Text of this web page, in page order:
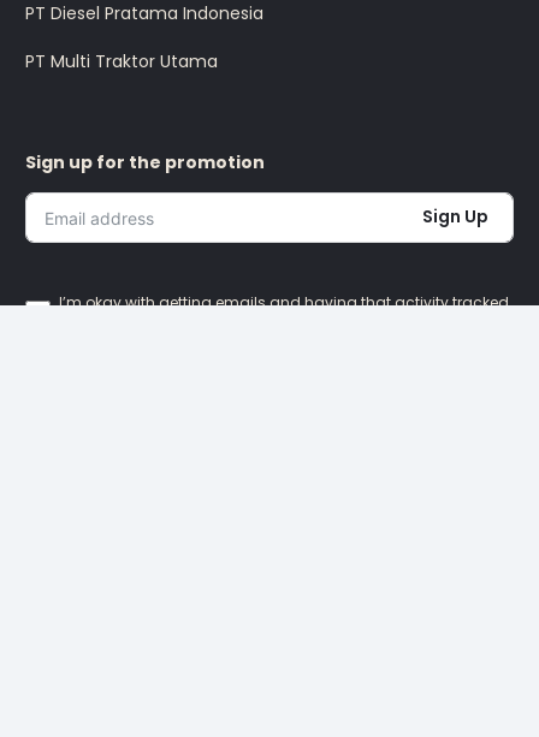
PT Diesel Pratama Indonesia
PT Multi Traktor Utama
Sign up for the promotion
Sign Up
I’m okay with getting emails and having that activity tracked